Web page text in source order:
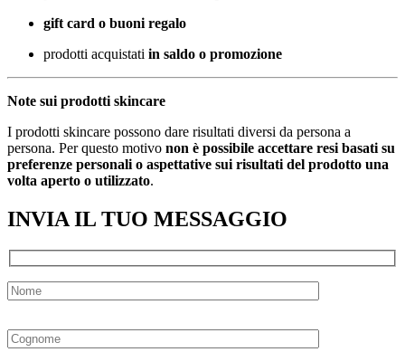
gift card o buoni regalo
prodotti acquistati in saldo o promozione
Note sui prodotti skincare
I prodotti skincare possono dare risultati diversi da persona a
persona. Per questo motivo non è possibile accettare resi basati su
preferenze personali o aspettative sui risultati del prodotto una
volta aperto o utilizzato.
INVIA IL TUO MESSAGGIO